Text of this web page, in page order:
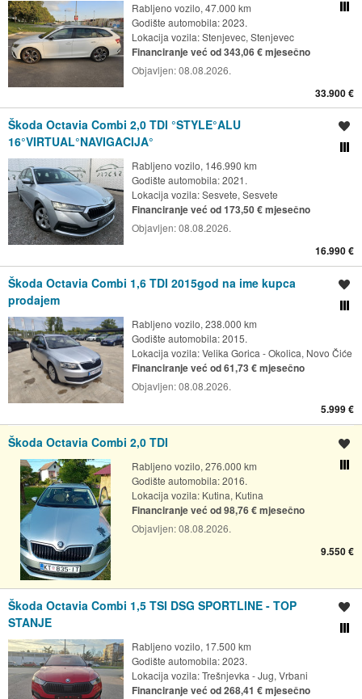
Rabljeno vozilo, 47.000 km
Godište automobila: 2023.
Lokacija vozila:Stenjevec, Stenjevec
Financiranje već od 343,06 € mjesečno
Objavljen:08.08.2026.
33.900 €
Škoda Octavia Combi 2,0 TDI °STYLE°ALU
16°VIRTUAL°NAVIGACIJA°
Rabljeno vozilo, 146.990 km
Godište automobila: 2021.
Lokacija vozila:Sesvete, Sesvete
Financiranje već od 173,50 € mjesečno
Objavljen:08.08.2026.
16.990 €
Škoda Octavia Combi 1,6 TDI 2015god na ime kupca
prodajem
Rabljeno vozilo, 238.000 km
Godište automobila: 2015.
Lokacija vozila:Velika Gorica - Okolica, Novo Čiće
Financiranje već od 61,73 € mjesečno
Objavljen:08.08.2026.
5.999 €
Škoda Octavia Combi 2,0 TDI
Rabljeno vozilo, 276.000 km
Godište automobila: 2016.
Lokacija vozila: Kutina, Kutina
Financiranje već od 98,76 € mjesečno
Objavljen:08.08.2026.
9.550 €
Škoda Octavia Combi 1,5 TSI DSG SPORTLINE - TOP
STANJE
Rabljeno vozilo, 17.500 km
Godište automobila: 2023.
Lokacija vozila:Trešnjevka - Jug, Vrbani
Financiranje već od 268,41 € mjesečno